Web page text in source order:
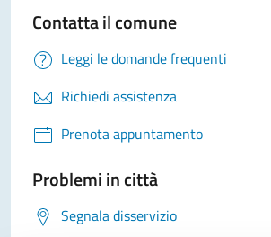
Contatta il comune
Leggi le domande frequenti
Richiedi assistenza
Prenota appuntamento
Problemi in città
Segnala disservizio